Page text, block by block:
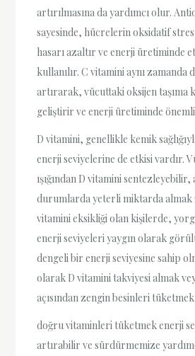
artırılmasına da yardımcı olur.
sayesinde, hücrelerin oksidatif
hasarı azaltır ve enerji üretiminde
kullanılır. C vitamini aynı zamanda
artırarak, vücuttaki oksijen taşıma
geliştirir ve enerji üretiminde
D vitamini, genellikle kemik
enerji seviyelerine de etkisi vardır.
ışığından D vitamini sentezleyebilir,
durumlarda yeterli miktarda almak
vitamini eksikliği olan kişilerde,
enerji seviyeleri yaygın olarak
dengeli bir enerji seviyesine sahip
olarak D vitamini takviyesi almak
açısından zengin besinleri
doğru vitaminleri tüketmek enerji
artırabilir ve sürdürmemize